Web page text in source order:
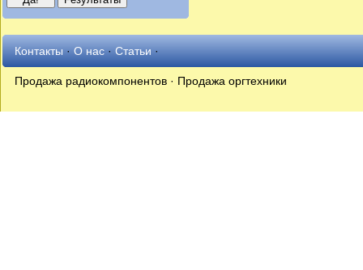
Контакты·О нас·Статьи·
Продажа радиокомпонентов · Продажа оргтехники